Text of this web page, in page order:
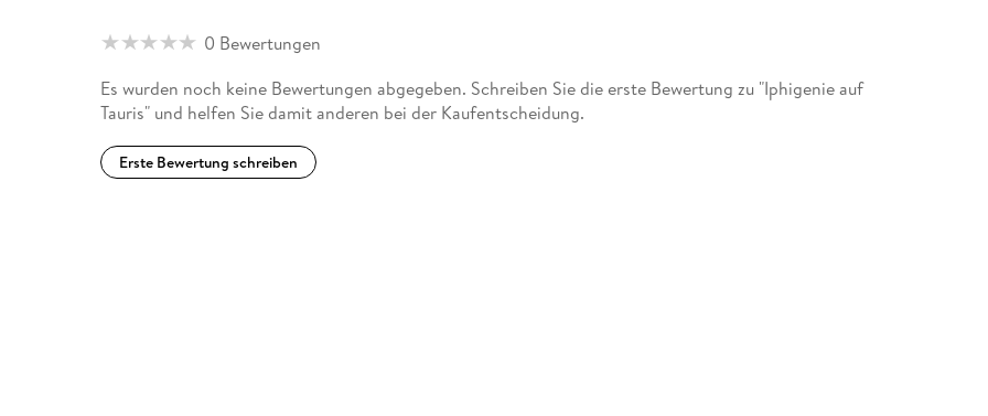
0 Bewertungen
Es wurden noch keine Bewertungen abgegeben. Schreiben Sie die erste Bewertung zu "Iphigenie auf
Tauris" und helfen Sie damit anderen bei der Kaufentscheidung.
Erste Bewertung schreiben